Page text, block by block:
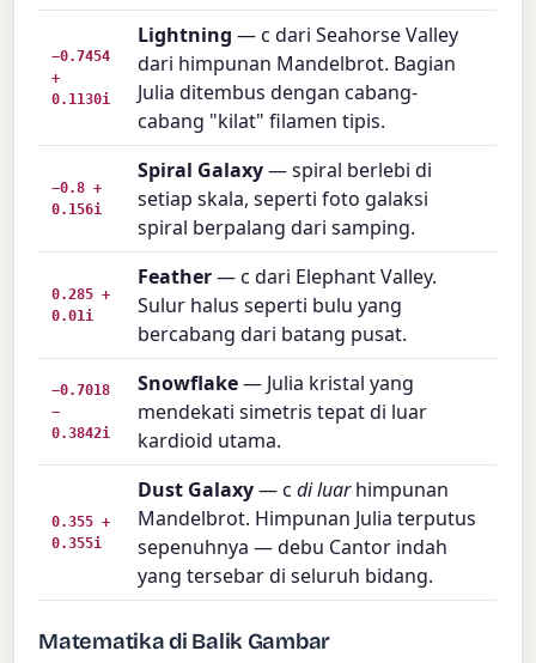
−0.7454
+
0.1130i
Lightning — c dari Seahorse Valley
dari himpunan Mandelbrot. Bagian
Julia ditembus dengan cabang-
cabang "kilat" filamen tipis.
−0.8 +
0.156i
Spiral Galaxy— spiral berlebi di
setiap skala, seperti foto galaksi
spiral berpalang dari samping.
0.285 +
0.01i
Feather— c dari Elephant Valley.
Sulur halus seperti bulu yang
bercabang dari batang pusat.
−0.7018
−
0.3842i
Snowflake— Julia kristal yang
mendekati simetris tepat di luar
kardioid utama.
0.355 +
0.355i
Dust Galaxy— cdi luarhimpunan
Mandelbrot. Himpunan Julia terputus
sepenuhnya — debu Cantor indah
yang tersebar di seluruh bidang.
Matematika di Balik Gambar